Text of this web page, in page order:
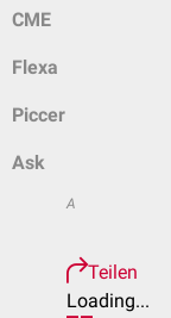
CME
Flexa
Piccer
Ask
A
Teilen
Loading...